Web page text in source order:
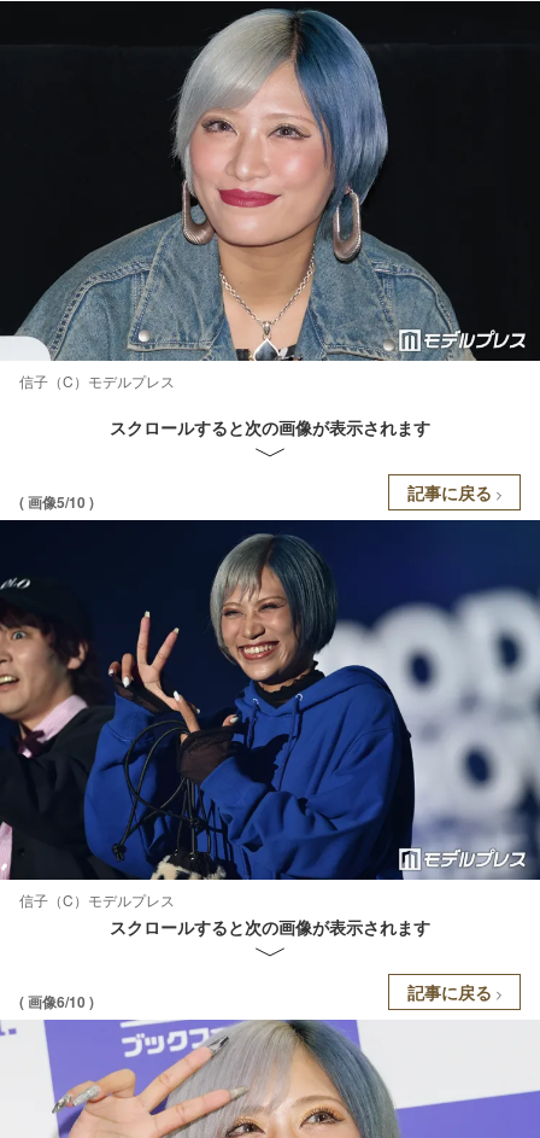
信子（C）モデルプレス
スクロールすると次の画像が表示されます
( 画像5/10 ) 記事に戻る
信子（C）モデルプレス
スクロールすると次の画像が表示されます
( 画像6/10 ) 記事に戻る